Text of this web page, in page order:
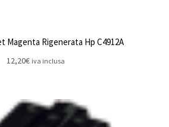
Magenta Rigenerata Hp C4912A
12,20€ iva inclusa